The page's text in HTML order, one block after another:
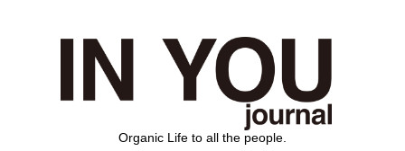
Organic Life to all the people.